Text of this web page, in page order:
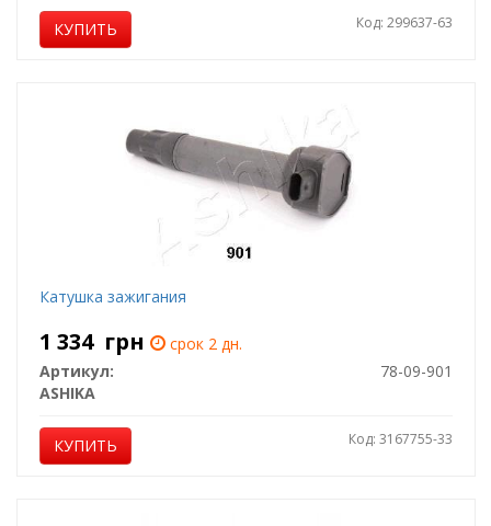
КУПИТЬ Код: 299637-63
Катушка зажигания
1 334 грн
срок 2 дн.
Артикул:
78-09-901
ASHIKA
КУПИТЬ Код: 3167755-33